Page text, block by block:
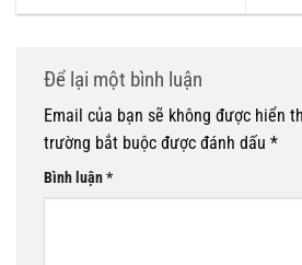
Để lại một bình luận
Email của bạn sẽ không được hiển
trường bắt buộc được đánh dấu *
Bình luận*